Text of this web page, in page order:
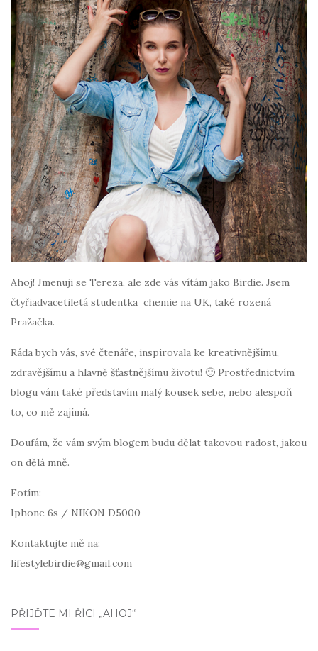
Ahoj! Jmenuji se Tereza, ale zde vás vítám jako Birdie. Jsem
čtyřiadvacetiletá studentka chemie na UK, také rozená
Pražačka.
Ráda bych vás, své čtenáře, inspirovala ke kreativnějšímu,
zdravějšímu a hlavně šťastnějšímu životu! 🙂 Prostřednictvím
blogu vám také představím malý kousek sebe, nebo alespoň
to, co mě zajímá.
Doufám, že vám svým blogem budu dělat takovou radost, jakou
on dělá mně.
Fotím:
Iphone 6s / NIKON D5000
Kontaktujte mě na:
lifestylebirdie@gmail.com
PŘIJĎTE MI ŘÍCI „AHOJ“